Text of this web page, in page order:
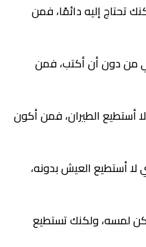
تحتاج إليه دائمًا، فمن
من دون أن أكتب، فمن
أستطيع الطيران، فمن أكون
أستطيع العيش بدونه،
لمسه، ولكنك تستطيع